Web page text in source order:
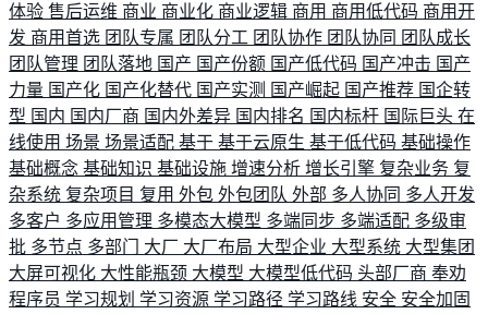
体验 售后运维 商业 商业化 商业逻辑 商用 商用低代码 商用开
发 商用首选 团队专属 团队分工 团队协作 团队协同 团队成长
团队管理 团队落地 国产 国产份额 国产低代码 国产冲击 国产
力量 国产化 国产化替代 国产实测 国产崛起 国产推荐 国企转
型 国内 国内厂商 国内外差异 国内排名 国内标杆 国际巨头 在
线使用 场景 场景适配 基于 基于云原生 基于低代码 基础操作
基础概念 基础知识 基础设施 增速分析 增长引擎 复杂业务 复
杂系统 复杂项目 复用 外包 外包团队 外部 多人协同 多人开发
多客户 多应用管理 多模态大模型 多端同步 多端适配 多级审
批 多节点 多部门 大厂 大厂布局 大型企业 大型系统 大型集团
大屏可视化 大性能瓶颈 大模型 大模型低代码 头部厂商 奉劝
程序员 学习规划 学习资源 学习路径 学习路线 安全 安全加固